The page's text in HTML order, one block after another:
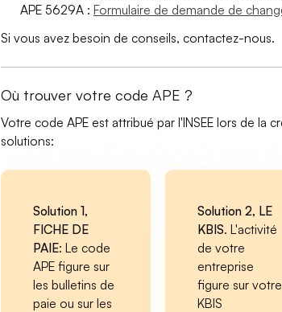
APE 5629A :Formulaire de demande de
Si vous avez besoin de conseils, contactez-nous.
Où trouver votre code APE ?
Votre code APE est attribué par l'INSEE lors de la
solutions:
Solution 1,
FICHE DE
PAIE: Le code
APE figure sur
les bulletins de
paie ou sur les
Solution 2, LE
KBIS. L'activité
de votre
entreprise
figure sur votre
KBIS